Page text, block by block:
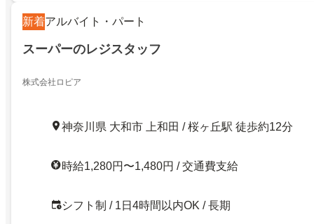
新着アルバイト・パート
スーパーのレジスタッフ
株式会社ロピア
神奈川県 大和市 上和田 / 桜ヶ丘駅 徒歩約12分
時給1,280円〜1,480円 / 交通費支給
シフト制 / 1日4時間以内OK / 長期